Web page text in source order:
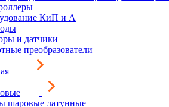
КиП и А
и датчики
преобразователи
шаровые латунные